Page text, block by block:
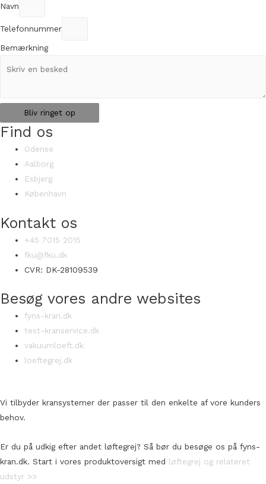
Navn
Telefonnummer
Bemærkning
Bliv ringet op
Find os
Odense
Aalborg
Esbjerg
København
Kontakt os
+45 7015 2015
fku@fku.dk
CVR: DK-28109539
Besøg vores andre websites
fyns-kran.dk
test-kranservice.dk
vakuumloeft.dk
loeftegrej.dk
Vi tilbyder kransystemer der passer til den enkelte af vore kunders
behov.
Er du på udkig efter andet løftegrej? Så bør du besøge os på fyns-
kran.dk. Start i vores produktoversigt med løftegrej og relateret
udstyr >>